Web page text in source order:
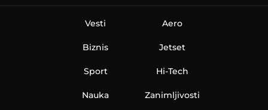
Vesti
Biznis
Sport
Nauka
Aero
Jetset
Hi-Tech
Zanimljivosti